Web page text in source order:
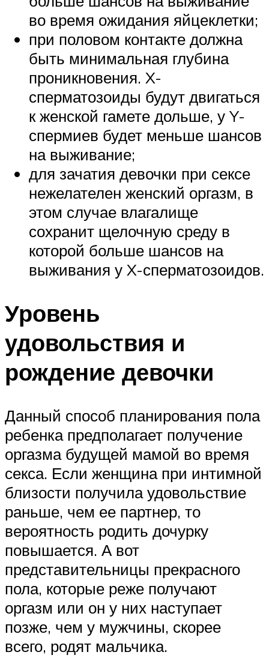
во время ожидания яйцеклетки;
при половом контакте должна
быть минимальная глубина
проникновения. X-
сперматозоиды будут двигаться
к женской гамете дольше, у Y-
спермиев будет меньше шансов
на выживание;
для зачатия девочки при сексе
нежелателен женский оргазм, в
этом случае влагалище
сохранит щелочную среду в
которой больше шансов на
выживания у X-сперматозоидов.
Уровень
удовольствия и
рождение девочки
Данный способ планирования пола
ребенка предполагает получение
оргазма будущей мамой во время
секса. Если женщина при интимной
близости получила удовольствие
раньше, чем ее партнер, то
вероятность родить дочурку
повышается. А вот
представительницы прекрасного
пола, которые реже получают
оргазм или он у них наступает
позже, чем у мужчины, скорее
всего, родят мальчика.